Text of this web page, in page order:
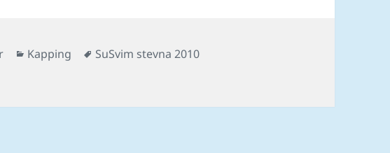
Categories
Kapping Tags
SuSvim stevna 2010
stevnuni í morgun